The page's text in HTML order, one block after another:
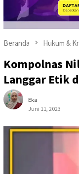
Beranda Hukum &
Kompolnas
Langgar Etik
Eka
Juni 11, 2023